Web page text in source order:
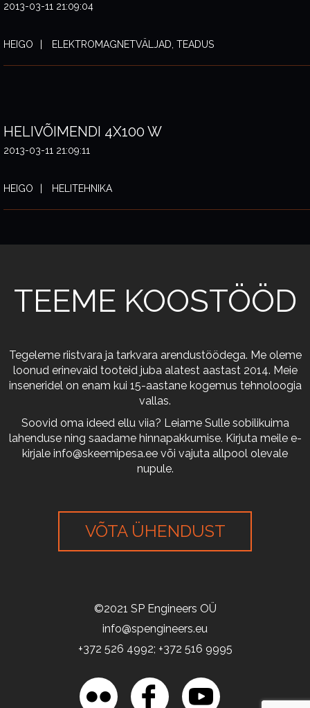
2013-03-11 21:09:04
HEIGO ELEKTROMAGNETVÄLJAD, TEADUS
HELIVÕIMENDI 4X100 W
2013-03-11 21:09:11
HEIGO HELITEHNIKA
TEEME KOOSTÖÖD
Tegeleme riistvara ja tarkvara arendustöödega. Me oleme
loonud erinevaid tooteid juba alatest aastast 2014. Meie
inseneridel on enam kui 15-aastane kogemus tehnoloogia
vallas.
Soovid oma ideed ellu viia? Leiame Sulle sobilikuima
lahenduse ning saadame hinnapakkumise. Kirjuta meile e-
kirjale info@skeemipesa.ee või vajuta allpool olevale
nupule.
VÕTA ÜHENDUST
©2021 SP Engineers OÜ
info@spengineers.eu
+372 526 4992; +372 516 9995